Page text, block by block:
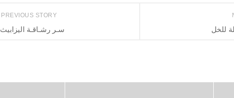
للخل
PREVIOUS STORY
سـر رشـاقـة اليزابيث